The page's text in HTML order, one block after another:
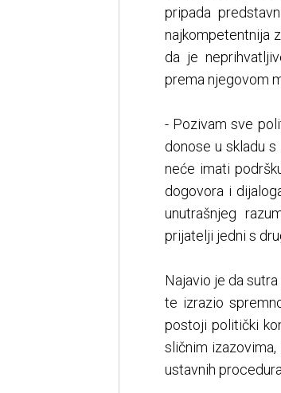
pripada
najkompetentnija
da je
prema njegovom
- Pozivam sve
donose u skladu
neće imati
dogovora i
unutrašnjeg
prijatelji jedni s
Najavio je da
te izrazio
postoji politički
sličnim
ustavnih